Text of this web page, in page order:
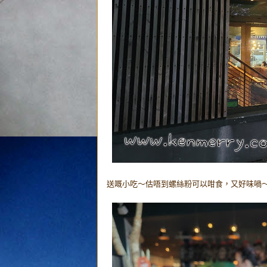
送嘅小吃～估唔到螺絲粉可以咁食，又好味喎